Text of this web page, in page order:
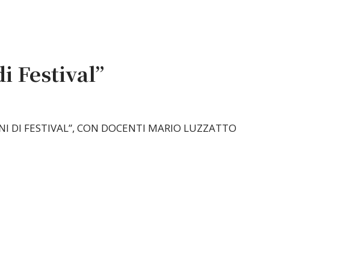
Festival”
DI FESTIVAL”, CON DOCENTI MARIO LUZZATTO